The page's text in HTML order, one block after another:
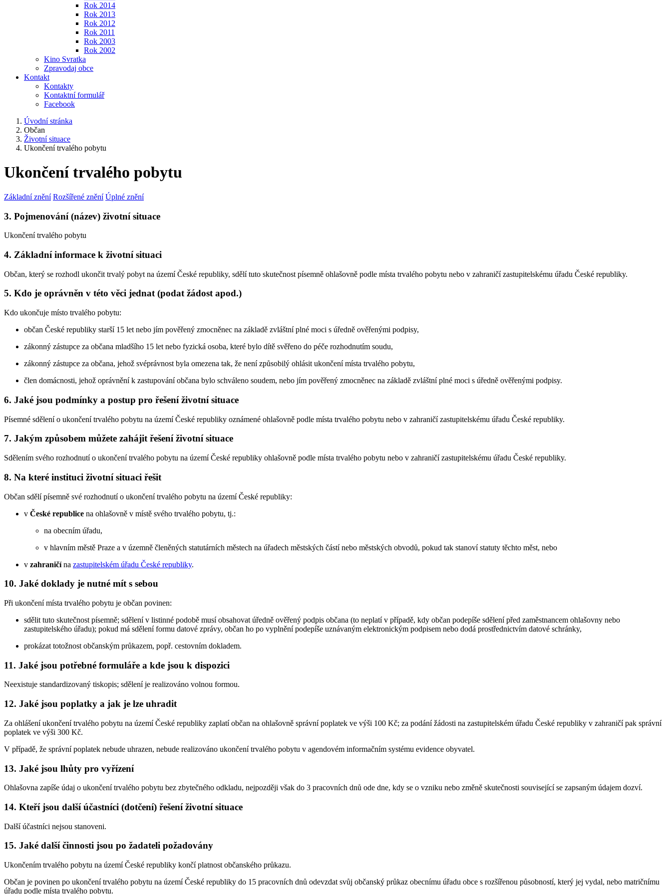
Rok 2014
Rok 2013
Rok 2012
Rok 2011
Rok 2003
Rok 2002
Kino Svratka
Zpravodaj obce
Kontakt
Kontakty
Kontaktní formulář
Facebook
Úvodní stránka
Občan
Životní situace
Ukončení trvalého pobytu
Ukončení trvalého pobytu
Základní znění Rozšířené znění Úplné znění
3. Pojmenování (název) životní situace
Ukončení trvalého pobytu
4. Základní informace k životní situaci
Občan, který se rozhodl ukončit trvalý pobyt na území České republiky, sdělí tuto skutečnost písemně ohlašovně podle místa trvalého pobytu nebo v zahraničí zastupitelskému úřadu České republiky.
5. Kdo je oprávněn v této věci jednat (podat žádost apod.)
Kdo ukončuje místo trvalého pobytu:
občan České republiky starší 15 let nebo jím pověřený zmocněnec na základě zvláštní plné moci s úředně ověřenými podpisy,
zákonný zástupce za občana mladšího 15 let nebo fyzická osoba, které bylo dítě svěřeno do péče rozhodnutím soudu,
zákonný zástupce za občana, jehož svéprávnost byla omezena tak, že není způsobilý ohlásit ukončení místa trvalého pobytu,
člen domácnosti, jehož oprávnění k zastupování občana bylo schváleno soudem, nebo jím pověřený zmocněnec na základě zvláštní plné moci s úředně ověřenými podpisy.
6. Jaké jsou podmínky a postup pro řešení životní situace
Písemné sdělení o ukončení trvalého pobytu na území České republiky oznámené ohlašovně podle místa trvalého pobytu nebo v zahraničí zastupitelskému úřadu České republiky.
7. Jakým způsobem můžete zahájit řešení životní situace
Sdělením svého rozhodnutí o ukončení trvalého pobytu na území České republiky ohlašovně podle místa trvalého pobytu nebo v zahraničí zastupitelskému úřadu České republiky.
8. Na které instituci životní situaci řešit
Občan sdělí písemně své rozhodnutí o ukončení trvalého pobytu na území České republiky:
v České republice na ohlašovně v místě svého trvalého pobytu, tj.:
na obecním úřadu,
v hlavním městě Praze a v územně členěných statutárních městech na úřadech městských částí nebo městských obvodů, pokud tak stanoví statuty těchto měst, nebo
v zahraničína zastupitelském úřadu České republiky.
10. Jaké doklady je nutné mít s sebou
Při ukončení místa trvalého pobytu je občan povinen:
sdělit tuto skutečnost písemně; sdělení v listinné podobě musí obsahovat úředně ověřený podpis občana (to neplatí v případě, kdy občan podepíše sdělení před zaměstnancem ohlašovny nebo
zastupitelského úřadu); pokud má sdělení formu datové zprávy, občan ho po vyplnění podepíše uznávaným elektronickým podpisem nebo dodá prostřednictvím datové schránky,
prokázat totožnost občanským průkazem, popř. cestovním dokladem.
11. Jaké jsou potřebné formuláře a kde jsou k dispozici
Neexistuje standardizovaný tiskopis; sdělení je realizováno volnou formou.
12. Jaké jsou poplatky a jak je lze uhradit
Za ohlášení ukončení trvalého pobytu na území České republiky zaplatí občan na ohlašovně správní poplatek ve výši 100 Kč; za podání žádosti na zastupitelském úřadu České republiky v zahraničí pak správní
poplatek ve výši 300 Kč.
V případě, že správní poplatek nebude uhrazen, nebude realizováno ukončení trvalého pobytu v agendovém informačním systému evidence obyvatel.
13. Jaké jsou lhůty pro vyřízení
Ohlašovna zapíše údaj o ukončení trvalého pobytu bez zbytečného odkladu, nejpozději však do 3 pracovních dnů ode dne, kdy se o vzniku nebo změně skutečnosti související se zapsaným údajem dozví.
14. Kteří jsou další účastníci (dotčení) řešení životní situace
Další účastníci nejsou stanoveni.
15. Jaké další činnosti jsou po žadateli požadovány
Ukončením trvalého pobytu na území České republiky končí platnost občanského průkazu.
Občan je povinen po ukončení trvalého pobytu na území České republiky do 15 pracovních dnů odevzdat svůj občanský průkaz obecnímu úřadu obce s rozšířenou působností, který jej vydal, nebo matričnímu
úřadu podle místa trvalého pobytu.